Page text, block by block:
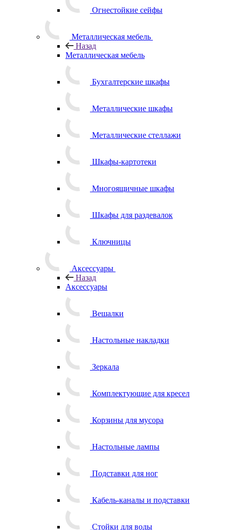
Огнестойкие сейфы
Металлическая мебель
Назад
Металлическая мебель
Бухгалтерские шкафы
Металлические шкафы
Металлические стеллажи
Шкафы-картотеки
Многоящичные шкафы
Шкафы для раздевалок
Ключницы
Аксессуары
Назад
Аксессуары
Вешалки
Настольные накладки
Зеркала
Комплектующие для кресел
Корзины для мусора
Настольные лампы
Подставки для ног
Кабель-каналы и подставки
Стойки для воды